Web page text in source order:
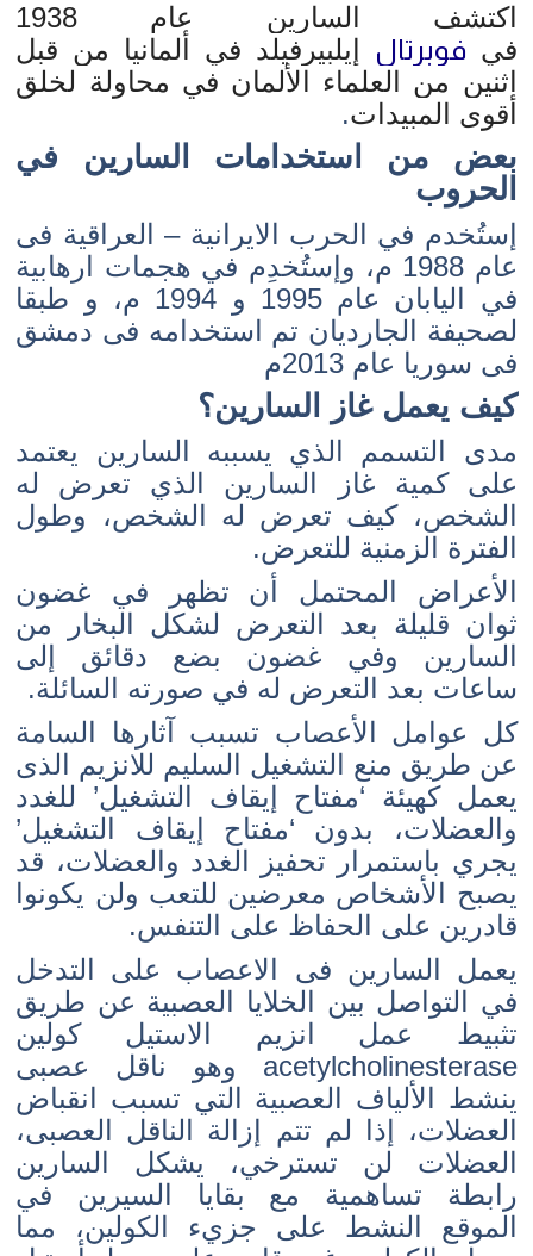
اكتشف السارين عام 1938
في فوبرتال إيلبيرفيلد في ألمانيا من قبل
اثنين من العلماء الألمان في محاولة لخلق
أقوى المبيدات.
بعض من استخدامات السارين في
الحروب
إستُخدم في الحرب الايرانية – العراقية فى
عام 1988 م، وإستُخدِم في هجمات ارهابية
في اليابان عام 1995 و 1994 م، و طبقا
لصحيفة الجارديان تم استخدامه فى دمشق
فى سوريا عام 2013م
كيف يعمل غاز السارين؟
مدى التسمم الذي يسببه السارين يعتمد
على كمية غاز السارين الذي تعرض له
الشخص، كيف تعرض له الشخص، وطول
الفترة الزمنية للتعرض.
الأعراض المحتمل أن تظهر في غضون
ثوان قليلة بعد التعرض لشكل البخار من
السارين وفي غضون بضع دقائق إلى
ساعات بعد التعرض له في صورته السائلة.
كل عوامل الأعصاب تسبب آثارها السامة
عن طريق منع التشغيل السليم للانزيم الذى
يعمل كهيئة ‘مفتاح إيقاف التشغيل’ للغدد
والعضلات، بدون ‘مفتاح إيقاف التشغيل’
يجري باستمرار تحفيز الغدد والعضلات، قد
يصبح الأشخاص معرضين للتعب ولن يكونوا
قادرين على الحفاظ على التنفس.
يعمل السارين فى الاعصاب على التدخل
في التواصل بين الخلايا العصبية عن طريق
تثبيط عمل انزيم الاستيل كولين
acetylcholinesterase وهو ناقل عصبى
ينشط الألياف العصبية التي تسبب انقباض
العضلات، إذا لم تتم إزالة الناقل العصبى،
العضلات لن تسترخي، يشكل السارين
رابطة تساهمية مع بقايا السيرين في
الموقع النشط على جزيء الكولين، مما